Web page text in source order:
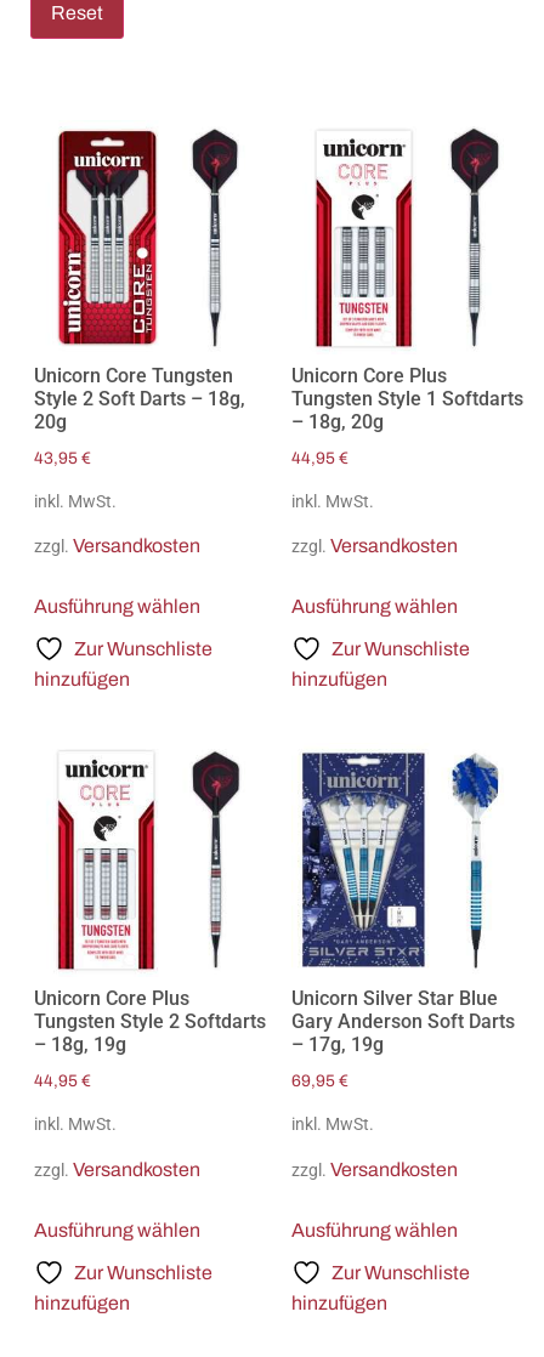
Reset
Unicorn Core Tungsten
Style 2 Soft Darts – 18g,
20g
43,95 €
inkl. MwSt.
zzgl. Versandkosten
Ausführung wählen
Zur Wunschliste
hinzufügen
Unicorn Core Plus
Tungsten Style 1 Softdarts
– 18g, 20g
44,95€
inkl. MwSt.
zzgl.Versandkosten
Ausführung wählen
Zur Wunschliste
hinzufügen
Unicorn Core Plus
Tungsten Style 2 Softdarts
– 18g, 19g
44,95 €
inkl. MwSt.
zzgl. Versandkosten
Ausführung wählen
Zur Wunschliste
hinzufügen
Unicorn Silver Star Blue
Gary Anderson Soft Darts
– 17g, 19g
69,95€
inkl. MwSt.
zzgl.Versandkosten
Ausführung wählen
Zur Wunschliste
hinzufügen